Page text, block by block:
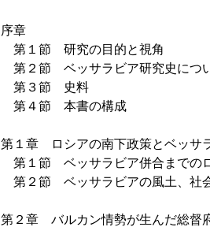
序章
第１節 研究の目的と視角
第２節 ベッサラビア研究史につ
第３節 史料
第４節 本書の構成
第１章 ロシアの南下政策とベッサ
第１節 ベッサラビア併合までの
第２節 ベッサラビアの風土、社
第２章 バルカン情勢が生んだ総督